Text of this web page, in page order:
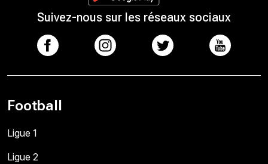
Suivez-nous sur les réseaux sociaux
Football
Ligue 1
Ligue 2